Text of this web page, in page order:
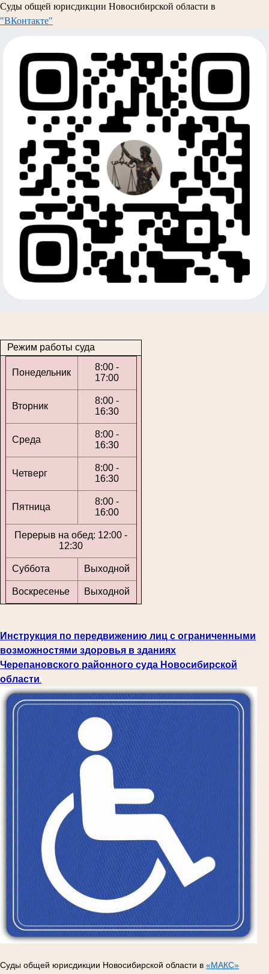
Суды общей юрисдикции Новосибирской области в
"ВКонтакте"
Режим работы суда
Понедельник
8:00 -
17:00
Вторник
8:00 -
16:30
Среда
8:00 -
16:30
Четверг
8:00 -
16:30
Пятница
8:00 -
16:00
Перерыв на обед: 12:00 -
12:30
Суббота Выходной
Воскресенье Выходной
Инструкция по передвижению лиц с ограниченными
возможностями здоровья в зданиях
Черепановского районного суда Новосибирской
области
Суды общей юрисдикции Новосибирской области в «МАКС»